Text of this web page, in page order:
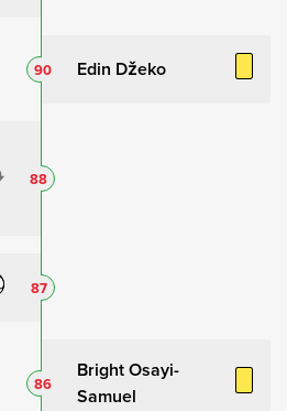
Edin Džeko
90
88
87
Bright Osayi-
Samuel
86